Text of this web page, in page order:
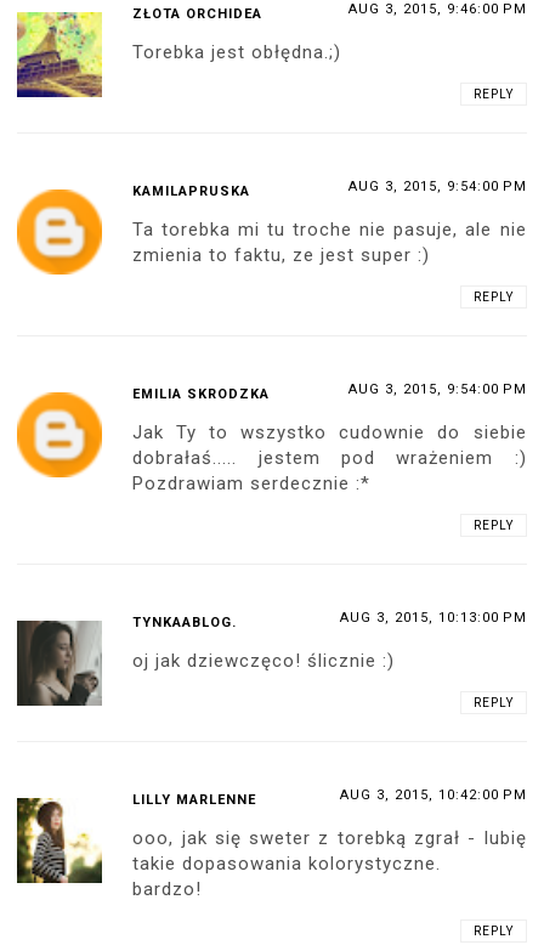
ZŁOTA ORCHIDEA AUG 3, 2015, 9:46:00 PM
Torebka jest obłędna.;)
REPLY
KAMILAPRUSKA AUG 3, 2015, 9:54:00 PM
Ta torebka mi tu troche nie pasuje, ale nie
zmienia to faktu, ze jest super :)
REPLY
EMILIA SKRODZKA AUG 3, 2015, 9:54:00 PM
Jak Ty to wszystko cudownie do siebie
dobrałaś..... jestem pod wrażeniem :)
Pozdrawiam serdecznie :*
REPLY
TYNKAABLOG. AUG 3, 2015, 10:13:00 PM
oj jak dziewczęco! ślicznie :)
REPLY
LILLY MARLENNE AUG 3, 2015, 10:42:00 PM
ooo, jak się sweter z torebką zgrał - lubię
takie dopasowania kolorystyczne.
bardzo!
REPLY